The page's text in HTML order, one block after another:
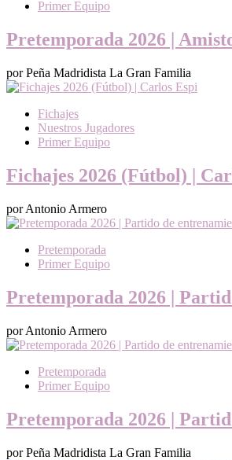
Primer Equipo
Pretemporada 2026 |
por Peña Madridista La Gran Familia
Fichajes
Nuestros Jugadores
Primer Equipo
Fichajes 2026 (Fútbol) |
por Antonio Armero
Pretemporada
Primer Equipo
Pretemporada 2026 |
por Antonio Armero
Pretemporada
Primer Equipo
Pretemporada 2026 |
por Peña Madridista La Gran Familia